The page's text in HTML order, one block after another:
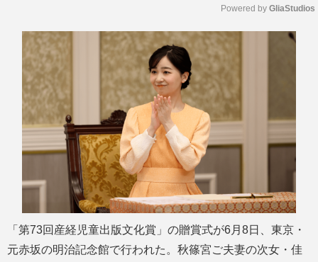
Powered by GliaStudios
「第73回産経児童出版文化賞」の贈賞式が6月8日、東京・
元赤坂の明治記念館で行われた。秋篠宮ご夫妻の次女・佳